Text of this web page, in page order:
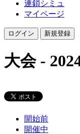
連鎖シミュ
マイページ
大会 -
開始前
開催中